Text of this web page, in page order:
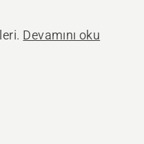
Devamını oku